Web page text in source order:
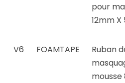
pour
12mm
V6 FOAMTAPE
Ruban
mousse